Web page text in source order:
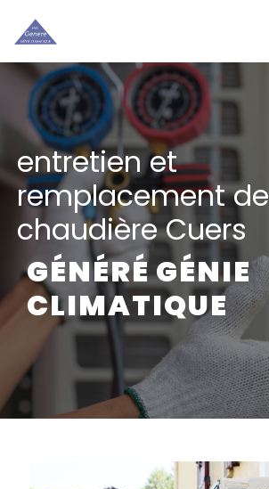
entretien et
remplacement de
chaudière Cuers
GÉNÉRÉ GÉNIE
CLIMATIQUE